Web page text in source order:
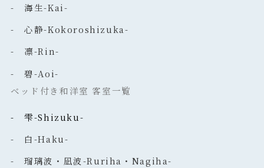
- 海生-Kai-
- 心静-Kokoroshizuka-
- 凛-Rin-
- 碧-Aoi-
ベッド付き和洋室 客室一覧
- 雫-Shizuku-
- 白-Haku-
- 瑠璃波・凪波-Ruriha・Nagiha-